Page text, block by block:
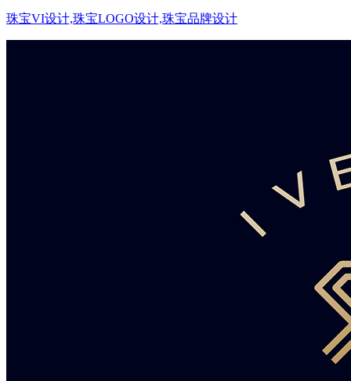
珠宝VI设计,珠宝LOGO设计,珠宝品牌设计